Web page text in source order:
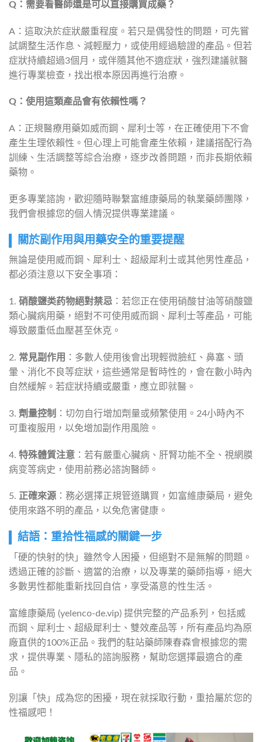
Q：需要看醫師還是可以直接購買成藥？
A：這取決於症狀嚴重程度。若只是偶發性的問題，可先嘗
試調整生活作息、減輕壓力，或使用經過驗證的產品。但若
症狀持續超過3個月，或伴隨其他不適症狀，強烈建議就醫
進行專業檢查，找出根本原因再進行治療。
Q：使用這類產品會有依賴性嗎？
A：正規醫療用藥如威而鋼、犀利士等，在正確使用下不會
產生生理依賴性。但心理上可能會產生依賴，建議搭配行為
訓練、生活調整等綜合治療，逐步改善問題，而非長期依賴
藥物。
更多專業諮詢，歡迎隨時聯繫富維康藥局的執業藥師團隊，
我們會根據您的個人情況提供專業建議。
關於副作用與用藥安全的重要提醒
無論是使用威而鋼、犀利士、超級犀利士或其他男性產品，
都必須注意以下安全事項：
1. 硝酸鹽类药物絕對禁忌 ：若您正在使用硝酸甘油等硝酸鹽
類心臟病用藥，絕對不可使用威而鋼、犀利士等產品，可能
導致嚴重低血壓甚至休克。
2. 常見副作用
：多數人使用後會出現輕微臉紅、鼻塞、頭
暈、消化不良等症狀，這些通常是暫時性的，會在數小時內
自然緩解。若症狀持續或嚴重，應立即就醫。
3. 劑量控制
：切勿自行增加劑量或頻繁使用。24小時內不
可重複服用，以免增加副作用風險。
4. 特殊體質注意 ：若有嚴重心臟病、肝腎功能不全、視網膜
病变等病史，使用前務必諮詢醫師。
5. 正確來源 ：務必選擇正規管道購買，如富維康藥局，避免
使用來路不明的產品，以免危害健康。
結語：重拾性福感的關鍵一步
「硬的快射的快」雖然令人困擾，但絕對不是無解的問題。
透過正確的診斷、適當的治療，以及專業的藥師指導，絕大
多數男性都能重新找回自信，享受滿意的性生活。
富維康藥局 (yelenco-de.vip) 提供完整的产品系列，包括威
而鋼、犀利士、超級犀利士、雙效產品等，所有產品均為原
廠直供的100%正品。我們的駐站藥師陳春森會根據您的需
求，提供專業、隱私的諮詢服務，幫助您選擇最適合的產
品。
別讓「快」成為您的困擾，現在就採取行動，重拾屬於您的
性福感吧！